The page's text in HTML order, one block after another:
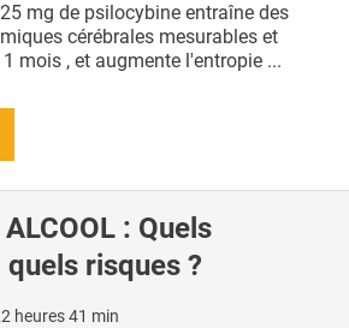
mg de psilocybine entraîne des
cérébrales mesurables et
mois , et augmente l'entropie ...
: Quels
risques ?
heures 41 min